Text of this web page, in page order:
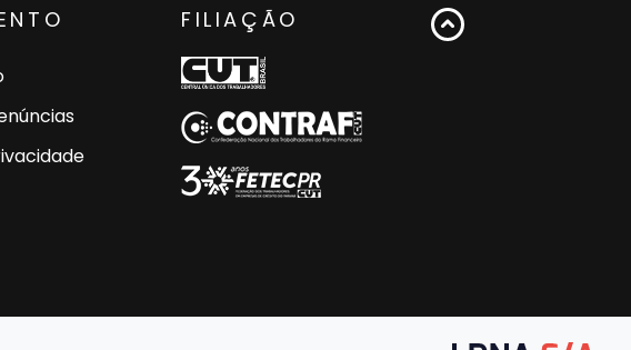
FILIAÇÃO